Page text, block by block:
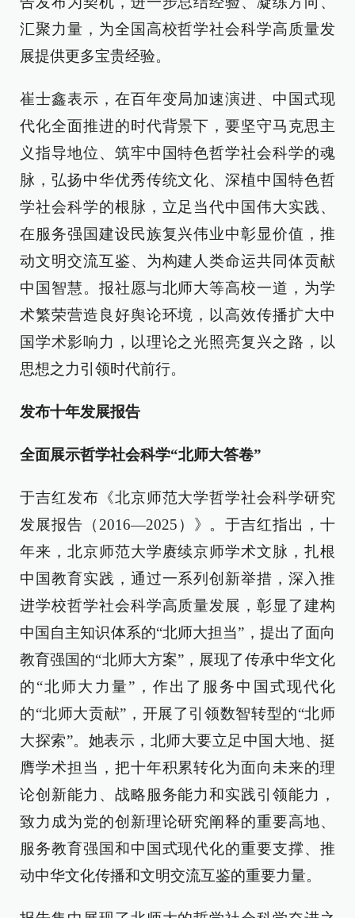
汇聚力量，为全国高校哲学社会科学高质量发
展提供更多宝贵经验。
崔士鑫表示，在百年变局加速演进、中国式现
代化全面推进的时代背景下，要坚守马克思主
义指导地位、筑牢中国特色哲学社会科学的魂
脉，弘扬中华优秀传统文化、深植中国特色哲
学社会科学的根脉，立足当代中国伟大实践、
在服务强国建设民族复兴伟业中彰显价值，推
动文明交流互鉴、为构建人类命运共同体贡献
中国智慧。报社愿与北师大等高校一道，为学
术繁荣营造良好舆论环境，以高效传播扩大中
国学术影响力，以理论之光照亮复兴之路，以
思想之力引领时代前行。
发布十年发展报告
全面展示哲学社会科学“北师大答卷”
于吉红发布《北京师范大学哲学社会科学研究
发展报告（2016—2025）》。于吉红指出，十
年来，北京师范大学赓续京师学术文脉，扎根
中国教育实践，通过一系列创新举措，深入推
进学校哲学社会科学高质量发展，彰显了建构
中国自主知识体系的“北师大担当”，提出了面向
教育强国的“北师大方案”，展现了传承中华文化
的“北师大力量”，作出了服务中国式现代化
的“北师大贡献”，开展了引领数智转型的“北师
大探索”。她表示，北师大要立足中国大地、挺
膺学术担当，把十年积累转化为面向未来的理
论创新能力、战略服务能力和实践引领能力，
致力成为党的创新理论研究阐释的重要高地、
服务教育强国和中国式现代化的重要支撑、推
动中华文化传播和文明交流互鉴的重要力量。